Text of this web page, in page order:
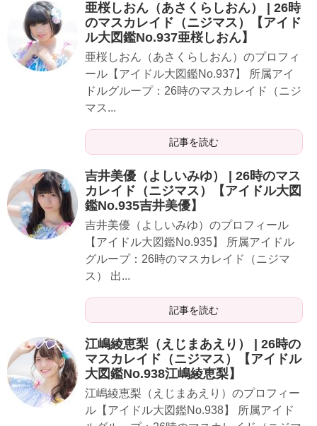
​亜桜しおん（あさくらしおん） | 26時
のマスカレイド（ニジマス）【アイド
ル大図鑑No.937亜桜しおん】
​​​​亜桜しおん（あさくらしおん）のプロフィ
ール【アイドル大図鑑No.937】 所属アイ
ドルグループ：26時のマスカレイド（ニジ
マス...
記事を読む
​吉井美優（よしいみゆ） | 26時のマス
カレイド（ニジマス）【アイドル大図
鑑No.935吉井美優】
​​​吉井美優（よしいみゆ）のプロフィール
【アイドル大図鑑No.935】 所属アイドル
グループ：26時のマスカレイド（ニジマ
ス） 出...
記事を読む
​江嶋綾恵梨（えじまあえり） | 26時の
マスカレイド（ニジマス）【アイドル
大図鑑No.938江嶋綾恵梨】
​​​​江嶋綾恵梨（えじまあえり）のプロフィー
ル【アイドル大図鑑No.938】 所属アイド